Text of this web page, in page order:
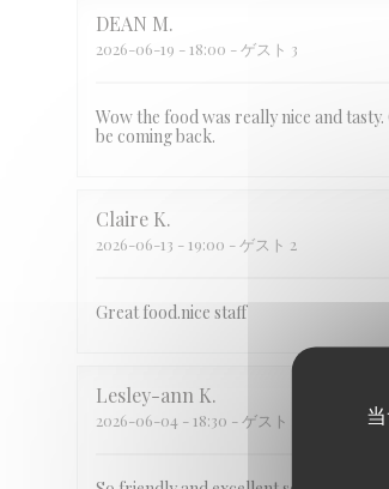
DEAN M
2026-06-19 - 18:00 - ゲスト 3
Wow the food was really nice and
be coming back.
Claire K
2026-06-13 - 19:00 - ゲスト 2
Great food.nice staff
Lesley-ann K
2026-06-04 - 18:30 - ゲスト 5